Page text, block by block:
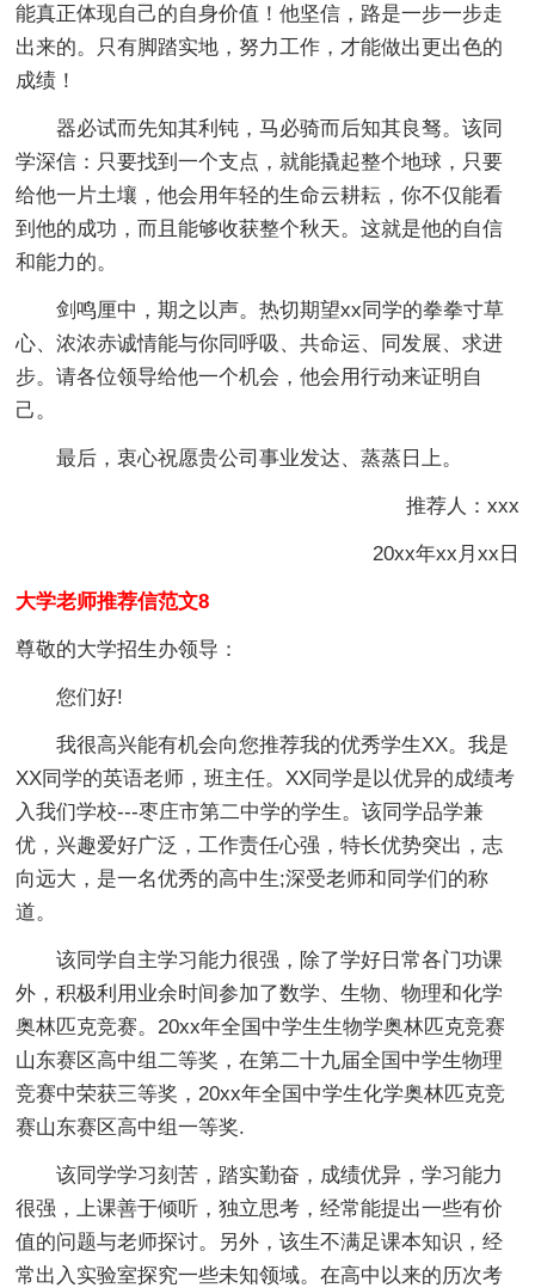
能真正体现自己的自身价值！他坚信，路是一步一步走
出来的。只有脚踏实地，努力工作，才能做出更出色的
成绩！
器必试而先知其利钝，马必骑而后知其良驽。该同
学深信：只要找到一个支点，就能撬起整个地球，只要
给他一片土壤，他会用年轻的生命云耕耘，你不仅能看
到他的成功，而且能够收获整个秋天。这就是他的自信
和能力的。
剑鸣厘中，期之以声。热切期望xx同学的拳拳寸草
心、浓浓赤诚情能与你同呼吸、共命运、同发展、求进
步。请各位领导给他一个机会，他会用行动来证明自
己。
最后，衷心祝愿贵公司事业发达、蒸蒸日上。
推荐人：xxx
20xx年xx月xx日
大学老师推荐信范文8
尊敬的大学招生办领导：
您们好!
我很高兴能有机会向您推荐我的优秀学生XX。我是
XX同学的英语老师，班主任。XX同学是以优异的成绩考
入我们学校---枣庄市第二中学的学生。该同学品学兼
优，兴趣爱好广泛，工作责任心强，特长优势突出，志
向远大，是一名优秀的高中生;深受老师和同学们的称
道。
该同学自主学习能力很强，除了学好日常各门功课
外，积极利用业余时间参加了数学、生物、物理和化学
奥林匹克竞赛。20xx年全国中学生生物学奥林匹克竞赛
山东赛区高中组二等奖，在第二十九届全国中学生物理
竞赛中荣获三等奖，20xx年全国中学生化学奥林匹克竞
赛山东赛区高中组一等奖.
该同学学习刻苦，踏实勤奋，成绩优异，学习能力
很强，上课善于倾听，独立思考，经常能提出一些有价
值的问题与老师探讨。另外，该生不满足课本知识，经
常出入实验室探究一些未知领域。在高中以来的历次考